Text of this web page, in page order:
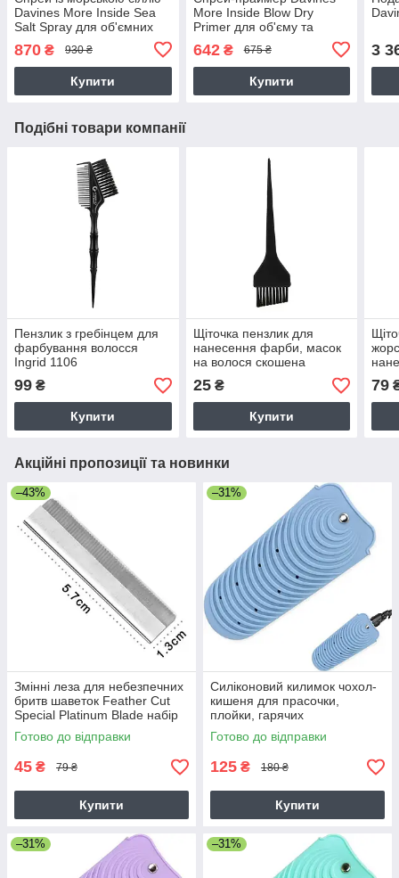
Davines More Inside Sea
Salt Spray для об'ємних
870 ₴ 930 ₴
Купити
More Inside Blow Dry
Primer для об'єму та
структурування волосся
100 мл
642₴ 675 ₴
Купити
3
Подібні товари компанії
Пензлик з гребінцем для
фарбування волосся
Ingrid 1106
99 ₴
Купити
Щіточка пензлик для
нанесення фарби, масок
на волося скошена
щетина 22 см чорна
25₴
Купити
79
Акційні пропозиції та новинки
–43%
Змінні леза для небезпечних
бритв шаветок Feather Cut
Special Platinum Blade набір
10 шт
Готово до відправки
45 ₴ 79 ₴
Купити
–31%
Силіконовий килимок чохол-
кишеня для прасочки,
плойки, гарячих
перукарських інструментів
10х20 см (блакитний)
Готово до відправки
125 ₴ 180 ₴
Купити
–31% –31%